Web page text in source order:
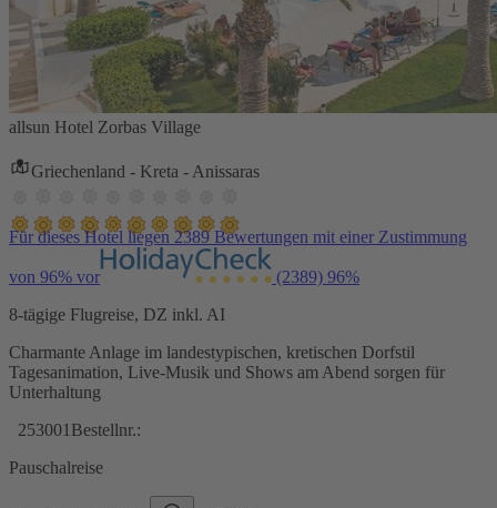
allsun Hotel Zorbas Village
Griechenland - Kreta - Anissaras
Für dieses Hotel liegen 2389 Bewertungen mit einer Zustimmung
von 96% vor (2389) 96%
8-tägige Flugreise, DZ inkl. AI
Charmante Anlage im landestypischen, kretischen Dorfstil
Tagesanimation, Live-Musik und Shows am Abend sorgen für
Unterhaltung
253001 Bestellnr.:
Pauschalreise